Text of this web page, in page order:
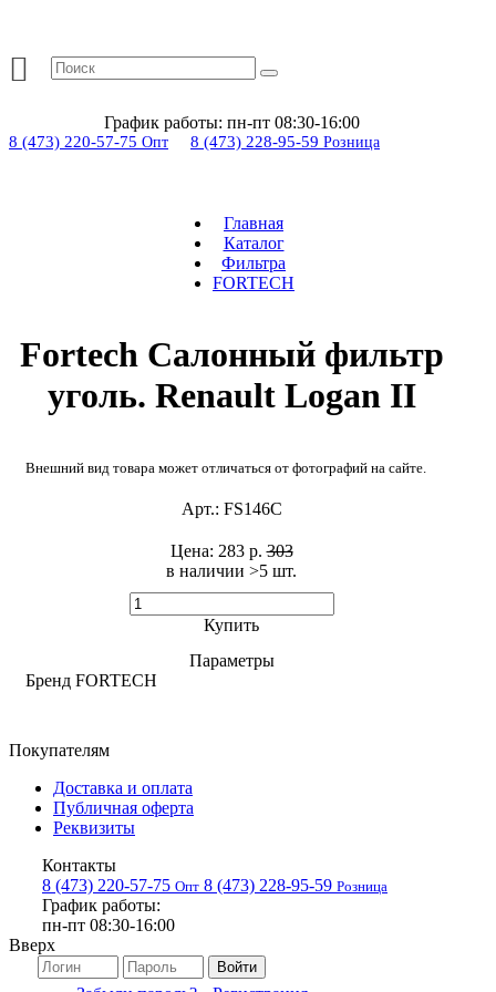
График работы: пн-пт 08:30-16:00
8 (473) 220-57-75 Опт 8 (473) 228-95-59 Розница
Главная
Каталог
Фильтра
FORTECH
Fortech Салонный фильтр
уголь. Renault Logan II
Внешний вид товара может отличаться от фотографий на сайте.
Арт.: FS146C
в наличии >5 шт. ​
Цена: 283 р.303
Купить
Параметры
Бренд FORTECH
Покупателям
Доставка и оплата
Публичная оферта
Реквизиты
Контакты
8 (473) 220-57-75 Опт 8 (473) 228-95-59 Розница
График работы:
пн-пт 08:30-16:00
Вверх
Войти